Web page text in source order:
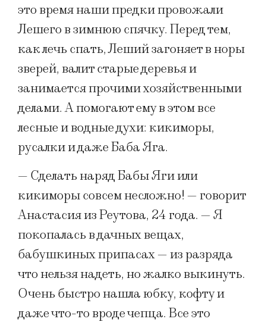
это время наши предки провожали
Лешего в зимнюю спячку. Перед тем,
как лечь спать, Леший загоняет в норы
зверей, валит старые деревья и
занимается прочими хозяйственными
делами. А помогают ему в этом все
лесные и водные духи: кикиморы,
русалки и даже Баба Яга.
— Сделать наряд Бабы Яги или
кикиморы совсем несложно! — говорит
Анастасия из Реутова, 24 года. — Я
покопалась в дачных вещах,
бабушкиных припасах — из разряда
что нельзя надеть, но жалко выкинуть.
Очень быстро нашла юбку, кофту и
даже что-то вроде чепца. Все это